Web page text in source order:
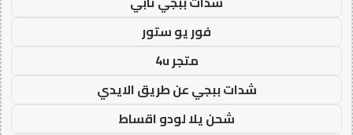
فور يو ستور
متجر 4u
شدات ببجي عن طريق الايدي
شحن يلا لودو اقساط